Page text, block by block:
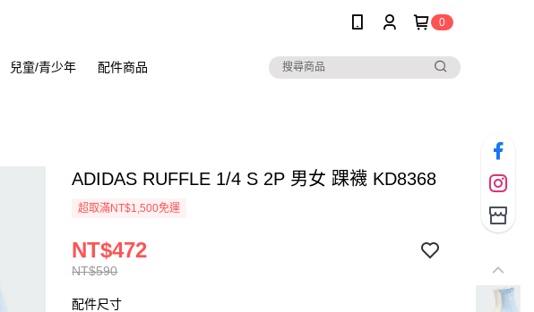
0
兒童/青少年 配件商品
ADIDAS RUFFLE 1/4 S 2P 男女 踝襪 KD8368
超取滿NT$1,500免運
NT$590
NT$472
配件尺寸